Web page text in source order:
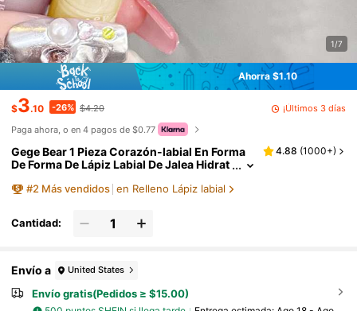
1/7
Ahorra $1.10
$3.10 -26% $4.20
¡Últimos 3 días
Paga ahora, o en 4 pagos de $0.77
Gege Bear 1 Pieza Corazón-labial En Forma
De Forma De Lápiz Labial De Jalea Hidrat
ial
4.88 (1000+)
#2 Más vendidos en Relleno Lápiz labial
Cantidad:
Envío a United States
Envío gratis(Pedidos ≥ $15.00)